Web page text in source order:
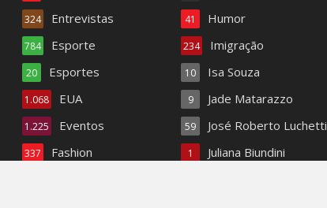
Entrevistas
324
Esporte
784
Esportes
20
EUA
1.068
Eventos
1.225
Fashion
337
Humor
41
Imigração
234
Isa Souza
10
Jade Matarazzo
9
José Roberto Luchetti
59
Juliana Biundini
1